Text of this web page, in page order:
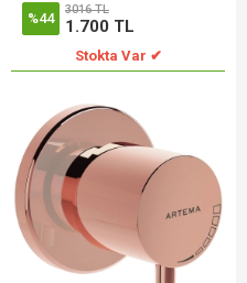
%44
3016 TL
1.700 TL
Stokta Var ✔